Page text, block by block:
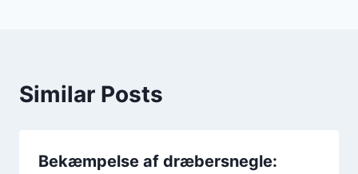
Similar Posts
Bekæmpelse af dræbersnegle: